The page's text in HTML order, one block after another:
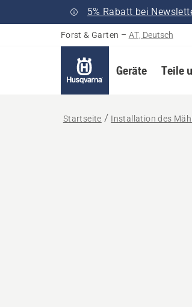
5% Rabatt bei
Forst & Garten – AT, Deutsch
Geräte Teile
Startseite Installation des